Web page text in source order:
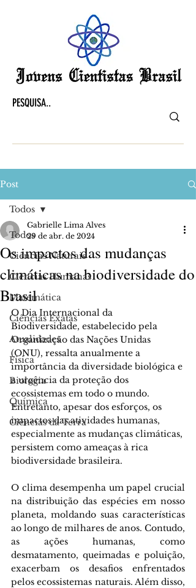
Post
Todos
Ciências Naturais
Ciências Humanas
Matemática
Ciências Exatas
Atualidades
Física
Biologia
Química
Ciências da Terra
Todos
Os impactos das mudanças
climáticas na biodiversidade do
Brasil
Gabrielle Lima Alves
29 de abr. de 2024
O Dia Internacional da
Biodiversidade, estabelecido pela
Organização das Nações Unidas
(ONU), ressalta anualmente a
importância da diversidade biológica e
a urgência da proteção dos
ecossistemas em todo o mundo.
Entretanto, apesar dos esforços, os
impactos das atividades humanas,
especialmente as mudanças climáticas,
persistem como ameaças à rica
biodiversidade brasileira.
O clima desempenha um papel crucial
na distribuição das espécies em nosso
planeta, moldando suas características
ao longo de milhares de anos. Contudo,
as ações humanas, como
desmatamento, queimadas e poluição,
exacerbam os desafios enfrentados
pelos ecossistemas naturais. Além disso,